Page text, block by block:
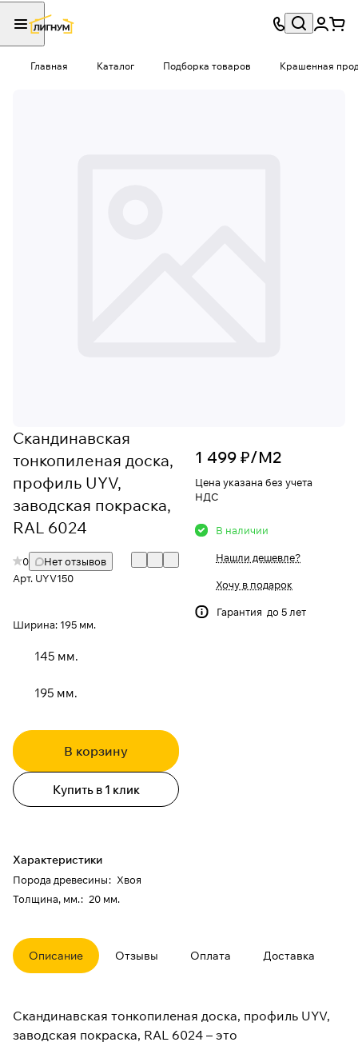
Главная Каталог Подборка товаров Крашенная
Скандинавская
тонкопиленая доска,
профиль UYV,
заводская покраска,
RAL 6024
0
Нет отзывов
Арт. UYV150
Ширина: 195 мм.
145 мм.
195 мм.
В корзину
Купить в 1 клик
Характеристики
Порода древесины: Хвоя
Толщина, мм.: 20 мм.
1 499 ₽/М2
Цена указана без учета
НДС
В наличии
Нашли дешевле?
Хочу в подарок
Гарантия до 5 лет
Описание Отзывы Оплата Доставка
Скандинавская тонкопиленая доска, профиль UYV,
заводская покраска, RAL 6024 – это